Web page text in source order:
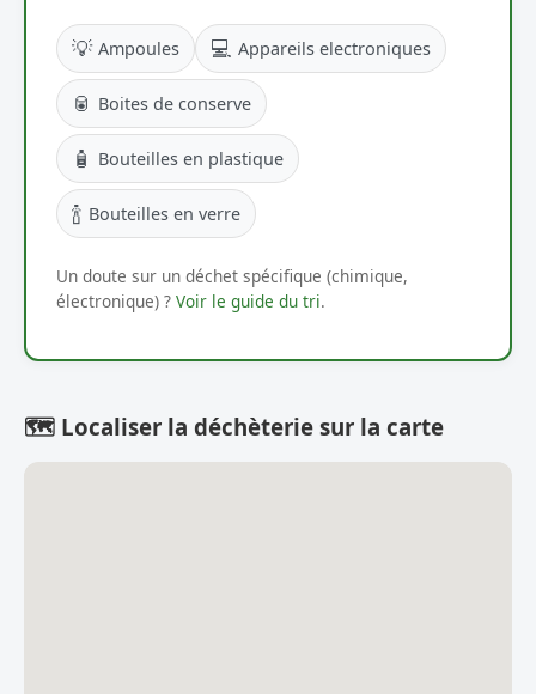
💡 Ampoules 💻 Appareils electroniques
🥫 Boites de conserve
🧴 Bouteilles en plastique
🍾 Bouteilles en verre
Un doute sur un déchet spécifique (chimique,
électronique) ? Voir le guide du tri.
🗺️ Localiser la déchèterie sur la carte